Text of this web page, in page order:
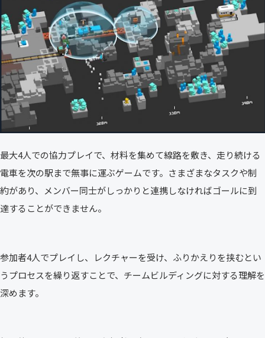
最大4人での協力プレイで、材料を集めて線路を敷き、走り続ける
電車を次の駅まで無事に運ぶゲームです。さまざまなタスクや制
約があり、メンバー同士がしっかりと連携しなければゴールに到
達することができません。
参加者4人でプレイし、レクチャーを受け、ふりかえりを挟むとい
うプロセスを繰り返すことで、チームビルディングに対する理解を
深めます。